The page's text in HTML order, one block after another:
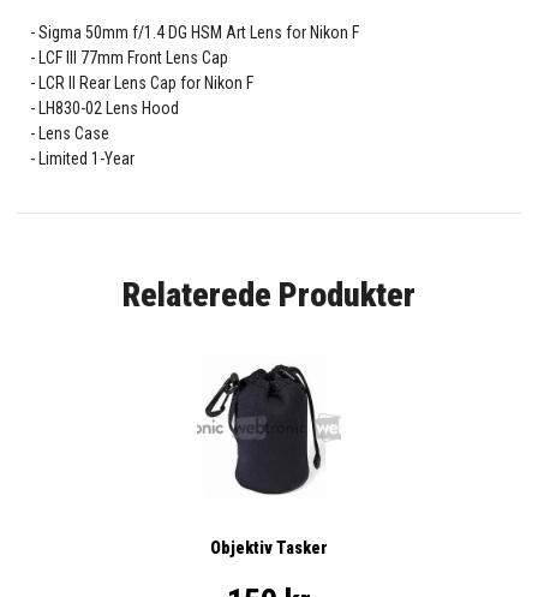
Sigma 50mm f/1.4 DG HSM Art Lens for Nikon F
LCF III 77mm Front Lens Cap
LCR II Rear Lens Cap for Nikon F
LH830-02 Lens Hood
Lens Case
Limited 1-Year
Relaterede Produkter
Objektiv Tasker